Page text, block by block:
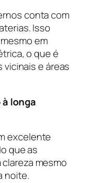
conta com
Isso
em
o que é
vicinais e áreas
longa
excelente
que as
mesmo
noite.